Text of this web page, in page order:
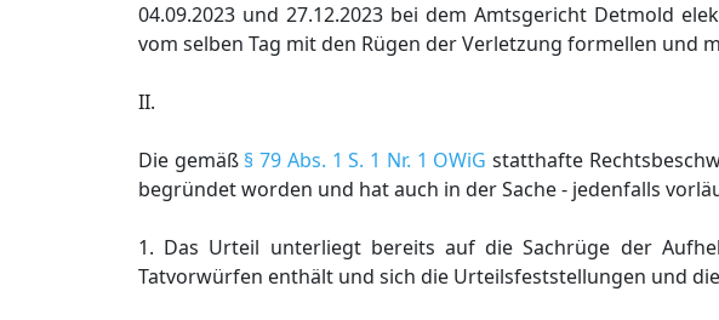
04.09.2023 und 27.12.2023 bei dem Amtsgericht Detmold
vom selben Tag mit den Rügen der Verletzung formellen und
II.
Die gemäß § 79 Abs. 1 S. 1 Nr. 1 OWiG statthafte
begründet worden und hat auch in der Sache - jedenfalls
1. Das Urteil unterliegt bereits auf die Sachrüge der
Tatvorwürfen enthält und sich die Urteilsfeststellungen und